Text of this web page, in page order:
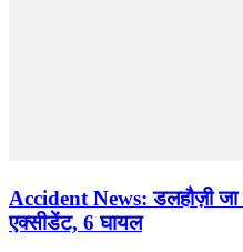
Accident News: डलहौज़ी जा
एक्सीडेंट, 6 घायल